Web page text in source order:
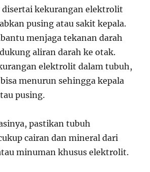
disertai kekurangan elektrolit
pusing atau sakit kepala.
menjaga tekanan darah
aliran darah ke otak.
elektrolit dalam tubuh,
menurun sehingga kepala
pusing.
pastikan tubuh
cairan dan mineral dari
minuman khusus elektrolit.